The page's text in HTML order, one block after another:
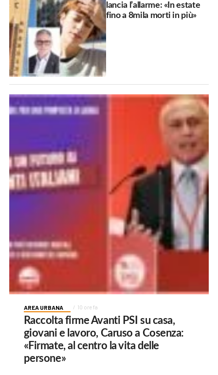
lancia l’allarme: «In estate
fino a 8mila morti in più»
AREA URBANA 10 ore fa
Raccolta firme Avanti PSI su casa,
giovani e lavoro, Caruso a Cosenza:
«Firmate, al centro la vita delle
persone»